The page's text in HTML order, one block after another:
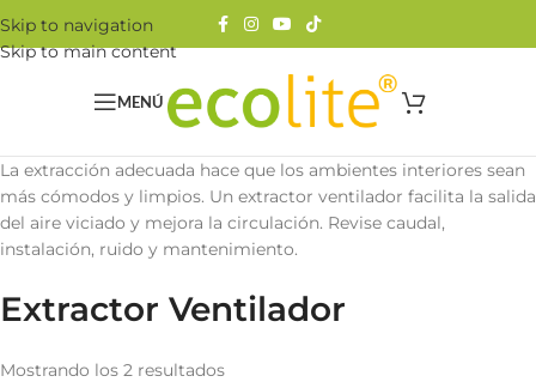
Skip to navigation
Skip to main content
MENÚ
La extracción adecuada hace que los ambientes interiores sean
más cómodos y limpios. Un extractor ventilador facilita la salida
del aire viciado y mejora la circulación. Revise caudal,
instalación, ruido y mantenimiento.
Extractor Ventilador
Mostrando los 2 resultados